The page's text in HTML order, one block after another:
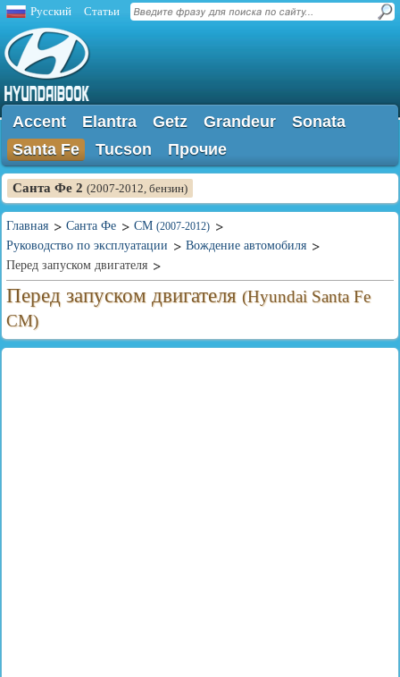
Русский Статьи
Accent Elantra Getz Grandeur
Sonata
Santa Fe
Tucson Прочие
Санта Фе 2 (2007-2012, бензин)
Главная Санта Фе CM (2007-2012)
Руководство по эксплуатации
Вождение автомобиля
Перед запуском двигателя
Перед запуском двигателя (Hyundai Santa Fe
CM)